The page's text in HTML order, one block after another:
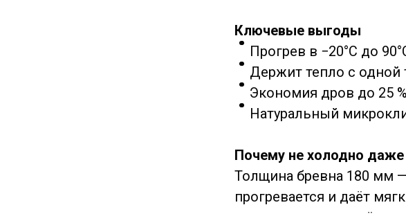
Ключевые выгоды
Прогрев в −20°C до
Держит тепло с одной
Экономия дров до 25
Натуральный
Почему не холодно
Толщина бревна 180 мм
прогревается и даёт